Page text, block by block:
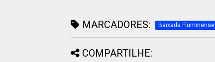
MARCADORES: Baixada Fluminense
COMPARTILHE: